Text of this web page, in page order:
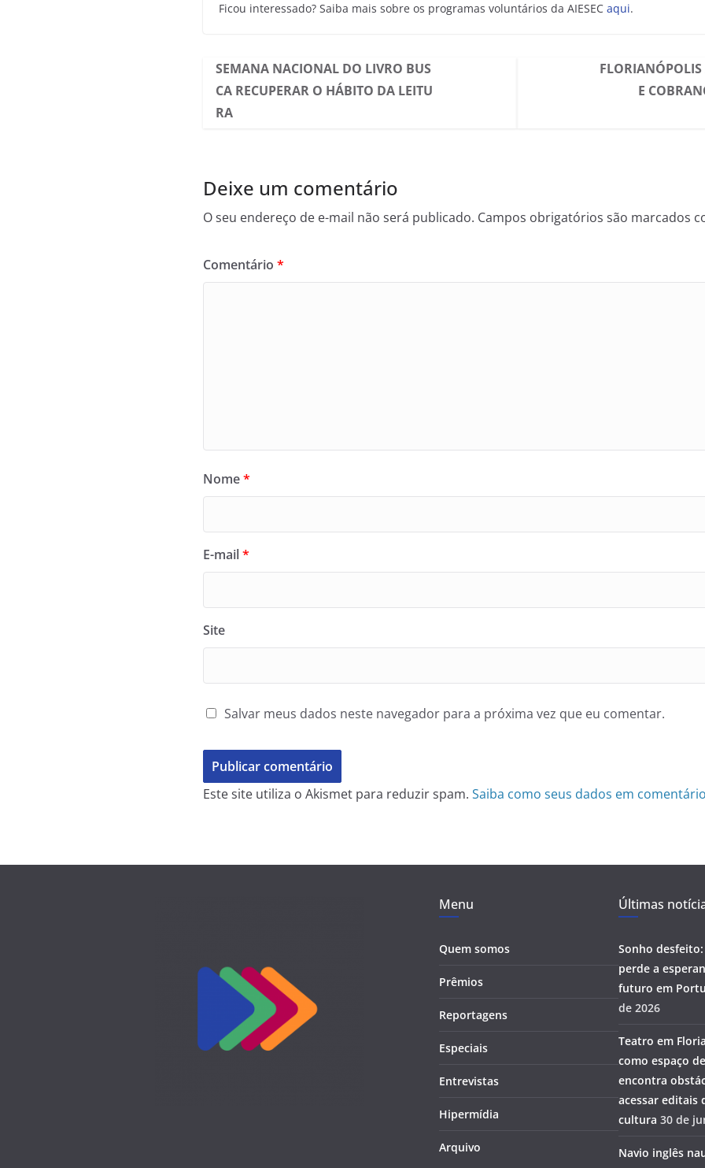
Ficou interessado? Saiba mais sobre os programas voluntários da AIESEC aqui.
SEMANA NACIONAL DO LIVRO BUS
CA RECUPERAR O HÁBITO DA LEITU
RA
E
Deixe um comentário
O seu endereço de e-mail não será publicado. Campos obrigatórios são marcados
Comentário *
Nome*
E-mail*
Site
Salvar meus dados neste navegador para a próxima vez que eu comentar.
Este site utiliza o Akismet para reduzir spam. Saiba como seus dados em
Menu
Quem somos
Prêmios
Reportagens
Especiais
Entrevistas
Hipermídia
Arquivo
Últimas
Sonho
perde a
futuro em
de 2026
Teatro em
como espaço
encontra
acessar editais
cultura 30 de
Navio inglês